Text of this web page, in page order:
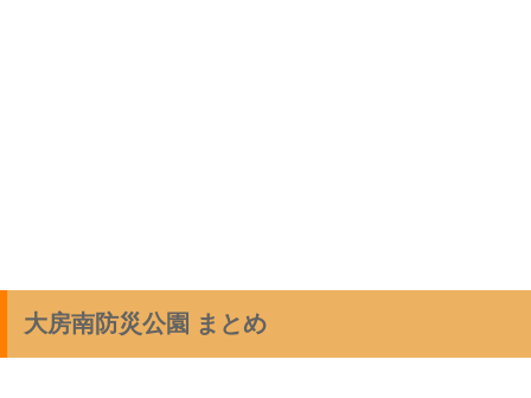
大房南防災公園 まとめ